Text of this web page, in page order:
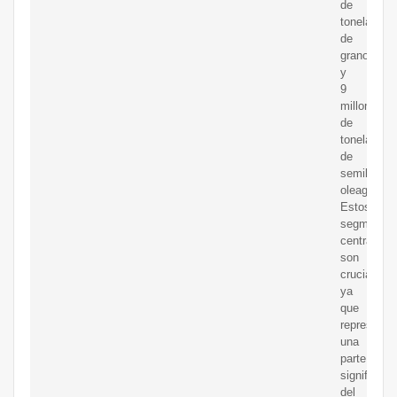
de
toneladas
de
granos
y
9
millones
de
toneladas
de
semillas
Estos
segmentos
centrales
son
cruciales,
ya
que
una
parte
del